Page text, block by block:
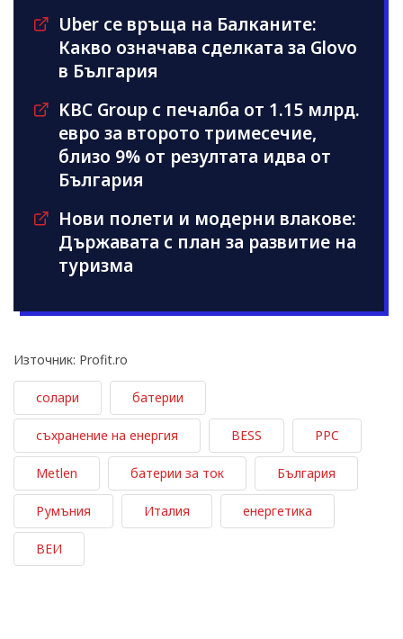
Uber се връща на Балканите:
Какво означава сделката за Glovo
в България
KBC Group с печалба от 1.15 млрд.
евро за второто тримесечие,
близо 9% от резултата идва от
България
Нови полети и модерни влакове:
Държавата с план за развитие на
туризма
Източник: Profit.ro
солари батерии
съхранение на енергия BESS PPC
Metlen батерии за ток България
Румъния Италия енергетика
ВЕИ